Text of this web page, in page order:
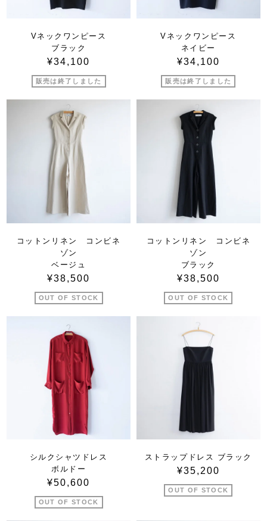
Vネックワンピース
ブラック
¥34,100
販売は終了しました
Vネックワンピース
ネイビー
¥34,100
販売は終了しました
コットンリネン コンビネ
ゾン
ベージュ
¥38,500
OUT OF STOCK
コットンリネン コンビネ
ゾン
ブラック
¥38,500
OUT OF STOCK
シルクシャツドレス
ボルドー
¥50,600
OUT OF STOCK
ストラップドレス ブラック
¥35,200
OUT OF STOCK